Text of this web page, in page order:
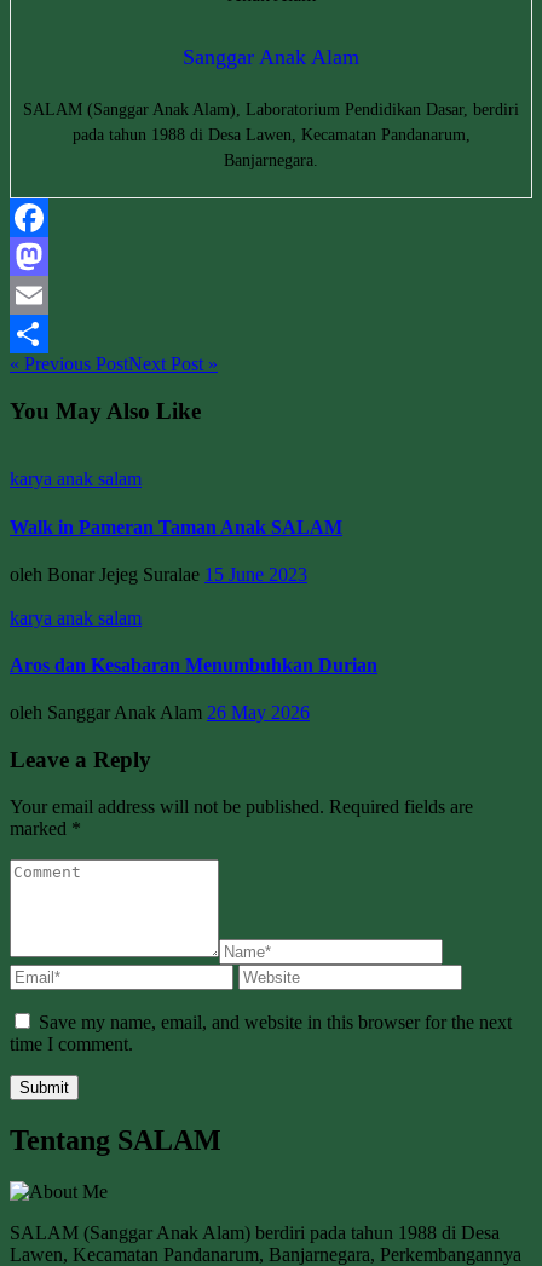
Sanggar Anak Alam
SALAM (Sanggar Anak Alam), Laboratorium Pendidikan Dasar, berdiri
pada tahun 1988 di Desa Lawen, Kecamatan Pandanarum,
Banjarnegara.
Facebook
Mastodon
Email
Share
« Previous PostNext Post »
You May Also Like
karya anak salam
Walk in Pameran Taman Anak SALAM
oleh Bonar Jejeg Suralae 15 June 2023
karya anak salam
Aros dan Kesabaran Menumbuhkan Durian
oleh Sanggar Anak Alam 26 May 2026
Leave a Reply
Your email address will not be published. Required fields are
marked *
Save my name, email, and website in this browser for the next
time I comment.
Tentang SALAM
SALAM (Sanggar Anak Alam) berdiri pada tahun 1988 di Desa
Lawen, Kecamatan Pandanarum, Banjarnegara, Perkembangannya